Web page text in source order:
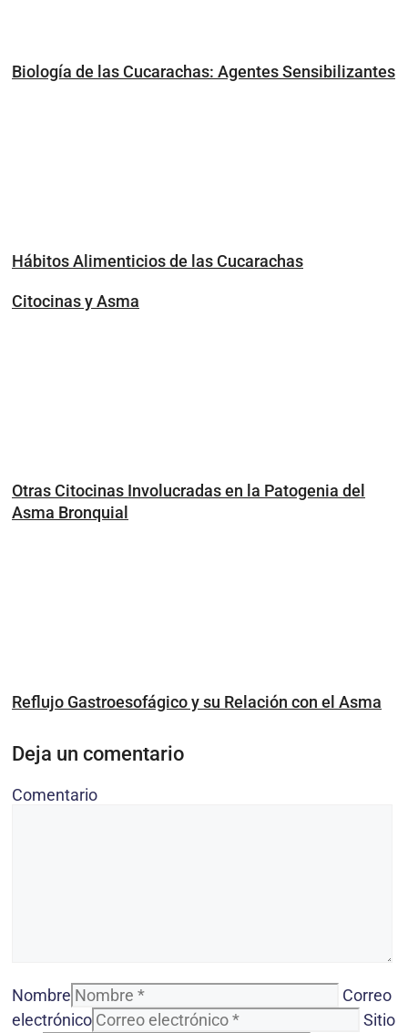
Biología de las Cucarachas: Agentes Sensibilizantes
Hábitos Alimenticios de las Cucarachas
Citocinas y Asma
Otras Citocinas Involucradas en la Patogenia del
Asma Bronquial
Reflujo Gastroesofágico y su Relación con el Asma
Deja un comentario
Comentario
Nombre
Correo
electrónico
Sitio